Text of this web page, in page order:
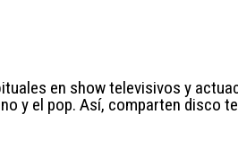
en show televisivos y
y el pop. Así, comparten disco